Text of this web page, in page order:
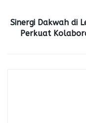
Sinergi Dakwah di
Perkuat